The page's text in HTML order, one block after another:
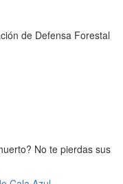
de Defensa Forestal
No te pierdas sus